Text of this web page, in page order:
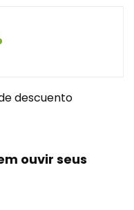
descuento
ouvir seus